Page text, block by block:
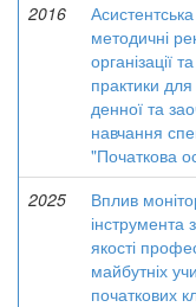
2016
методичні
організації
практики для
денної та
навчання
"Початкова
2025
Вплив
інструмента
якості
майбутніх
початкових